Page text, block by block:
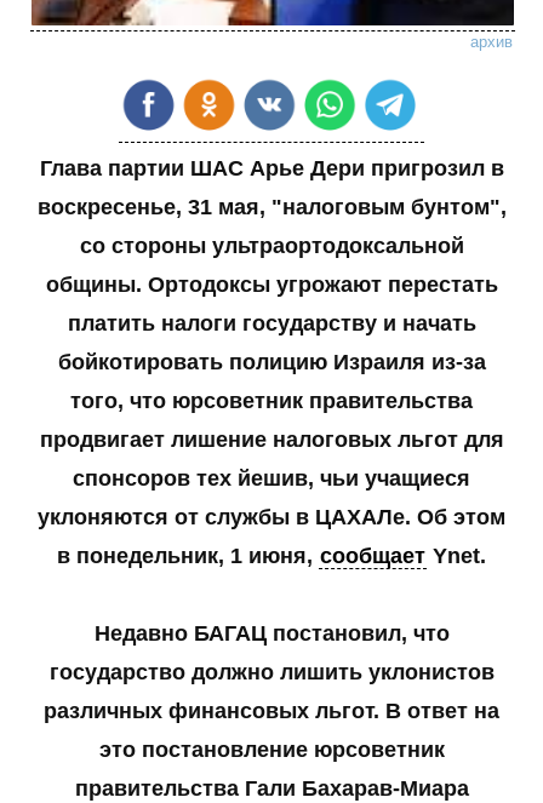
архив
Глава партии ШАС Арье Дери пригрозил в
воскресенье, 31 мая, "налоговым бунтом",
со стороны ультраортодоксальной
общины. Ортодоксы угрожают перестать
платить налоги государству и начать
бойкотировать полицию Израиля из-за
того, что юрсоветник правительства
продвигает лишение налоговых льгот для
спонсоров тех йешив, чьи учащиеся
уклоняются от службы в ЦАХАЛе. Об этом
в понедельник, 1 июня, сообщает Ynet.
Недавно БАГАЦ постановил, что
государство должно лишить уклонистов
различных финансовых льгот. В ответ на
это постановление юрсоветник
правительства Гали Бахарав-Миара